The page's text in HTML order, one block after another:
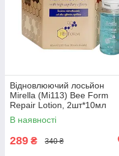
Відновлюючий лосьйон
Mirella (Mi113) Bee Form
Repair Lotion, 2шт*10мл
ампула
В наявності
289 ₴ 340 ₴